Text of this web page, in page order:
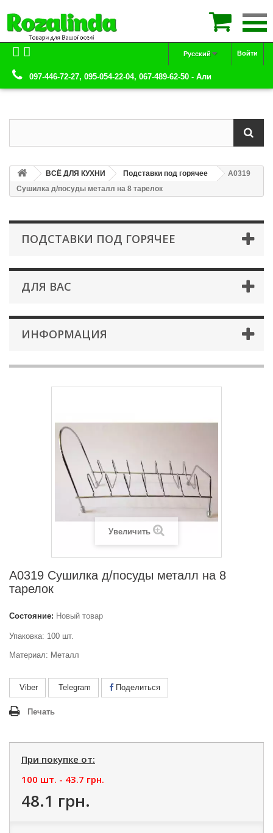
Войти
Русский
097-446-72-27, 095-054-22-04, 067-489-62-50 - Али
ВСЁ ДЛЯ КУХНИ Подставки под горячее
А0319
Сушилка д/посуды металл на 8 тарелок
ПОДСТАВКИ ПОД ГОРЯЧЕЕ
ДЛЯ ВАС
ИНФОРМАЦИЯ
Увеличить
А0319 Сушилка д/посуды металл на 8
тарелок
Состояние: Новый товар
Упаковка: 100 шт.
Материал: Металл
Viber Telegram Поделиться
Печать
При покупке от:
100 шт. - 43.7 грн.
48.1 грн.
